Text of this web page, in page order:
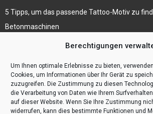
Berechtigungen
Um Ihnen optimale Erlebnisse zu bieten,
Cookies, um Informationen über Ihr Gerät zu
zuzugreifen. Die Zustimmung zu diesen
die Verarbeitung von Daten wie Ihrem
auf dieser Website. Wenn Sie Ihre Zustimmung
widerrufen, kann dies bestimmte Funktionen und
5 Tipps, um das passende Tattoo-Motiv zu
Betonmaschinen
Effizienzsteigerung